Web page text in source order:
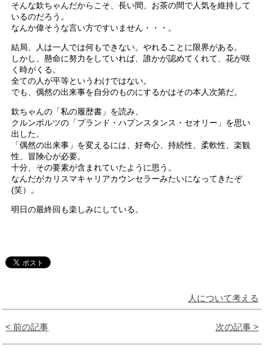
そんな欽ちゃんだからこそ、長い間、お茶の間で人気を維持して
いるのだろう。
なんか偉そうな言い方ですいません・・・。
結局、人は一人では何もできない。やれることに限界がある。
しかし、懸命に努力をしていれば、誰かが認めてくれて、花が咲
く時がくる。
全ての人が平等というわけではない。
でも、偶然の出来事を自分のものにするかはその本人次第だ。
欽ちゃんの「私の履歴書」を読み、
クルンボルツの「プランド・ハプンスタンス・セオリー」を思い
出した。
「偶然の出来事」を変えるには、好奇心、持続性、柔軟性、楽観
性、冒険心が必要。
十分、その要素が含まれていたように思う。
なんだがカリスマキャリアカウンセラーみたいになってきたぞ
(笑）。
明日の最終回も楽しみにしている。
人について考える
< 前の記事 次の記事 >